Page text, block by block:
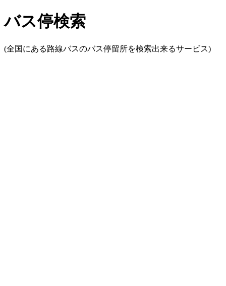
バス停検索
(全国にある路線バスのバス停留所を検索出来るサービス)